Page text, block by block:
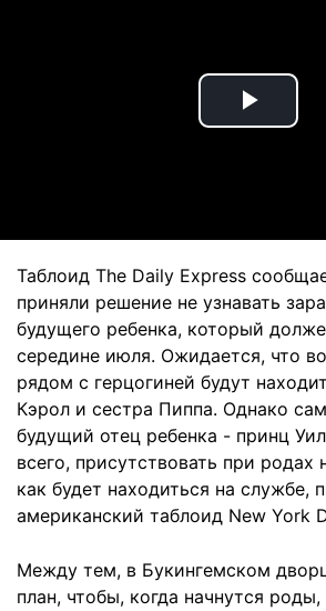
Play
Таблоид The Daily Express
приняли решение не узнавать
будущего ребенка, который
середине июля. Ожидается, что
рядом с герцогиней будут
Кэрол и сестра Пиппа. Однако
будущий отец ребенка - принц
всего, присутствовать при родах
как будет находиться на службе,
американский таблоид New York
Между тем, в Букингемском
план, чтобы, когда начнутся